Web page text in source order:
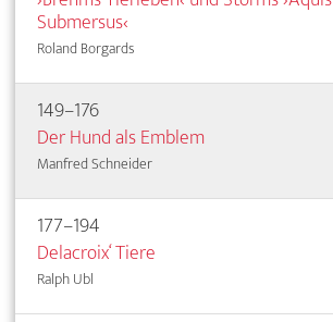
Submersus‹
Roland Borgards
149–176
Der Hund als Emblem
Manfred Schneider
177–194
Delacroix‘ Tiere
Ralph Ubl